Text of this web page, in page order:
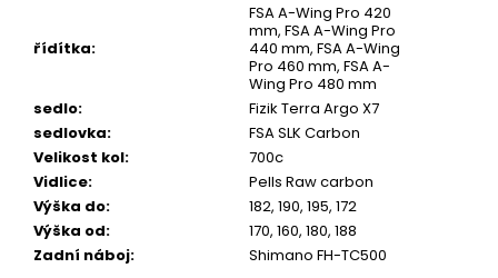
řídítka:
FSA A-Wing Pro 420
mm, FSA A-Wing Pro
440 mm, FSA A-Wing
Pro 460 mm, FSA A-
Wing Pro 480 mm
sedlo:
Fizik Terra Argo X7
sedlovka:
FSA SLK Carbon
Velikost kol:
700c
Vidlice:
Pells Raw carbon
Výška do:
182, 190, 195, 172
Výška od:
170, 160, 180, 188
Zadní náboj: Shimano FH-TC500